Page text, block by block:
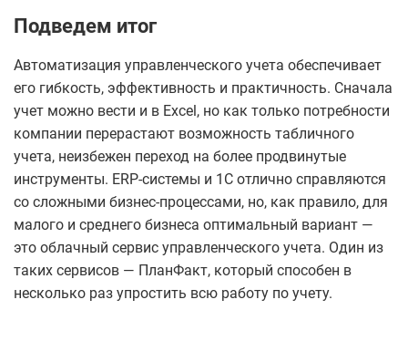
Подведем итог
Автоматизация управленческого учета обеспечивает
его гибкость, эффективность и практичность. Сначала
учет можно вести и в Excel, но как только потребности
компании перерастают возможность табличного
учета, неизбежен переход на более продвинутые
инструменты. ERP-системы и 1С отлично справляются
со сложными бизнес-процессами, но, как правило, для
малого и среднего бизнеса оптимальный вариант —
это облачный сервис управленческого учета. Один из
таких сервисов — ПланФакт, который способен в
несколько раз упростить всю работу по учету.